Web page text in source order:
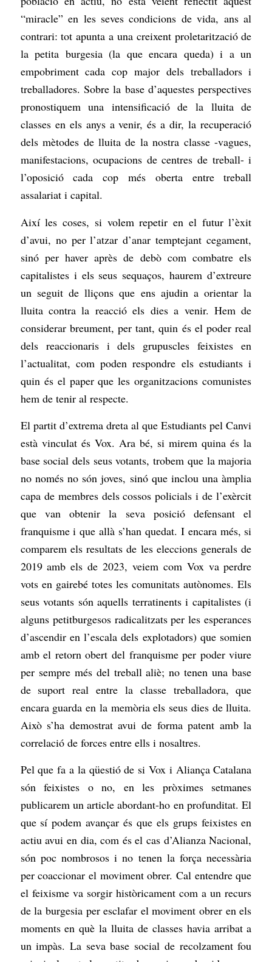
“miracle” en les seves condicions de vida, ans al
contrari: tot apunta a una creixent proletarització de
la petita burgesia (la que encara queda) i a un
empobriment cada cop major dels treballadors i
treballadores. Sobre la base d’aquestes perspectives
pronostiquem una intensificació de la lluita de
classes en els anys a venir, és a dir, la recuperació
dels mètodes de lluita de la nostra classe -vagues,
manifestacions, ocupacions de centres de treball- i
l’oposició cada cop més oberta entre treball
assalariat i capital.
Així les coses, si volem repetir en el futur l’èxit
d’avui, no per l’atzar d’anar temptejant cegament,
sinó per haver après de debò com combatre els
capitalistes i els seus sequaços, haurem d’extreure
un seguit de lliçons que ens ajudin a orientar la
lluita contra la reacció els dies a venir. Hem de
considerar breument, per tant, quin és el poder real
dels reaccionaris i dels grupuscles feixistes en
l’actualitat, com poden respondre els estudiants i
quin és el paper que les organitzacions comunistes
hem de tenir al respecte.
El partit d’extrema dreta al que Estudiants pel Canvi
està vinculat és Vox. Ara bé, si miremquina és la
base social dels seus votants, trobem que la majoria
no només no són joves, sinó que inclou una àmplia
capa de membres dels cossos policials i de l’exèrcit
que van obtenir la seva posició defensant el
franquisme i que allà s’han quedat. I encara més, si
comparem els resultats de les eleccions generals de
2019 amb els de 2023, veiem com Vox va perdre
vots en gairebé totes les comunitats autònomes. Els
seus votants són aquells terratinents i capitalistes (i
alguns petitburgesos radicalitzats per les esperances
d’ascendir en l’escala dels explotadors) que somien
amb el retorn obert del franquisme per poder viure
per sempre més del treball aliè; no tenen una base
de suport real entre la classe treballadora, que
encara guarda en la memòria els seus dies de lluita.
Això s’ha demostrat avui de forma patent amb la
correlació de forces entre ells i nosaltres.
Pel que fa a la qüestió de si Vox i Aliança Catalana
són feixistes o no, en les pròximes setmanes
publicarem un article abordant-ho en profunditat. El
que sí podem avançar és que els grups feixistes en
actiu avui en dia, com és el cas d’Alianza Nacional,
són poc nombrosos i no tenen la força necessària
per coaccionar el moviment obrer. Cal entendre que
el feixisme va sorgir històricament com a un recurs
de la burgesia per esclafar el moviment obrer en els
moments en què la lluita de classes havia arribat a
un impàs. La seva base social de recolzament fou